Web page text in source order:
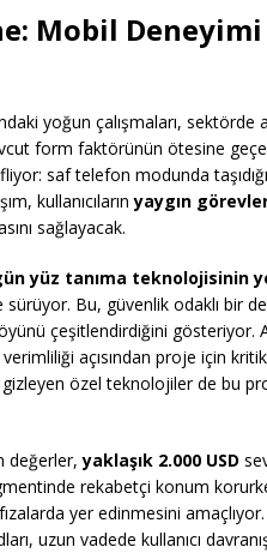
Mobil
yoğun çalışmaları, sektörde
form faktörünün ötesine
saf telefon modunda
kullanıcılarınyaygın
sağlayacak.
yüz tanıma teknolojisinin
Bu, güvenlik odaklı bir
çeşitlendirdiğini gösteriyor.
açısından proje için
özel teknolojiler de bu
değerler,yaklaşık 2.000 USD
rekabetçi konum
yer edinmesini
uzun vadede kullanıcı